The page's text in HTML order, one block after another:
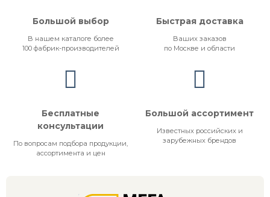
Большой выбор
В нашем каталоге более
100 фабрик-производителей
Быстрая доставка
Ваших заказов
по Москве и области
Бесплатные
консультации
По вопросам подбора продукции,
ассортимента и цен
Большой ассортимент
Известных российских и
зарубежных брендов